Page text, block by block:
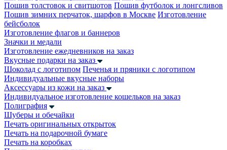
Пошив толстовок и свитшотов Пошив футболок и лонгсливов
Пошив зимних перчаток, шарфов в Москве Изготовление
бейсболок
Изготовление флагов и баннеров
Значки и медали
Изготовление ежедневников на заказ
Вкусные подарки на заказ
Шоколад с логотипом Печенья и пряники с логотипом
Индивидуальные вкусные наборы
Аксессуары из кожи на заказ
Индивидуальное изготовление кошельков на заказ
Полиграфия
Шуберы и обечайки
Печать оригинальных открыток
Печать на подарочной бумаге
Печать на коробках